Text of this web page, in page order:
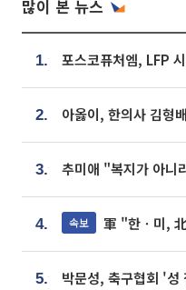
많이 본 뉴스
1.
2.
3.
4. 속보 軍 "한ㆍ미, 北 발
5.